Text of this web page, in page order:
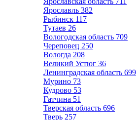
Ярославль 382
Рыбинск 117
Тутаев 26
Вологодская область 709
Череповец 250
Вологда 208
Великий Устюг 36
Ленинградская область 699
Мурино 73
Кудрово 53
Гатчина 51
Тверская область 696
Тверь 257